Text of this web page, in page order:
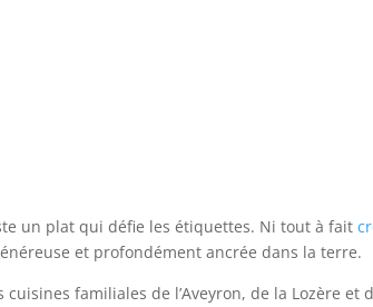
un plat qui défie les étiquettes. Ni tout à fait
et profondément ancrée dans la terre.
familiales de l’Aveyron, de la Lozère